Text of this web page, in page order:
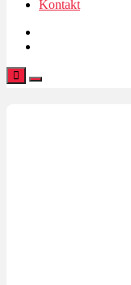
Kontakt